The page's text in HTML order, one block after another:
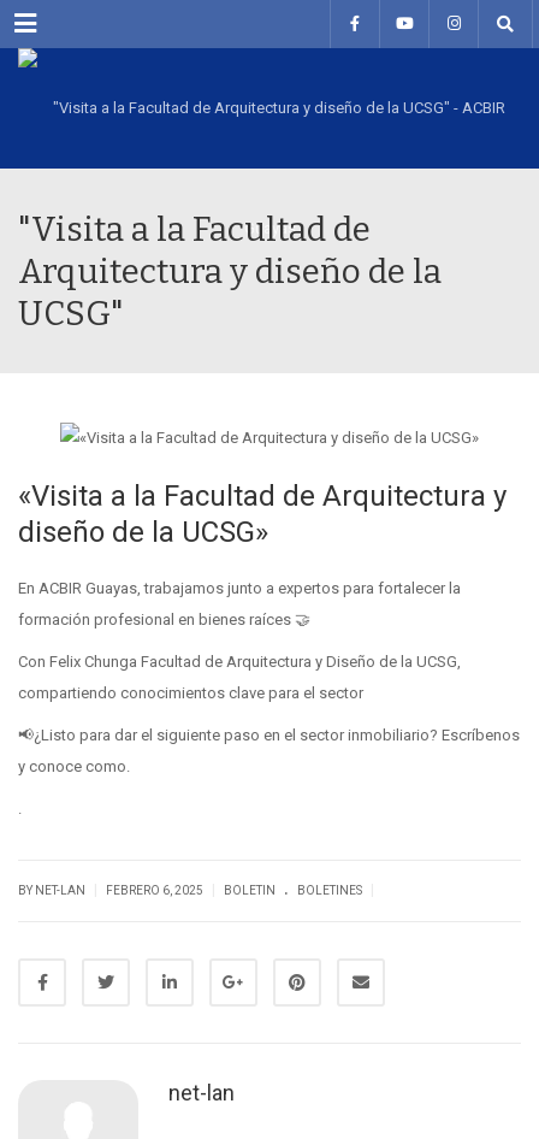
Menu
"Visita a la Facultad de
Arquitectura y diseño de la
UCSG"
«Visita a la Facultad de Arquitectura y
diseño de la UCSG»
En ACBIR Guayas, trabajamos junto a expertos para fortalecer la
formación profesional en bienes raíces 🤝
Con Felix Chunga Facultad de Arquitectura y Diseño de la UCSG,
compartiendo conocimientos clave para el sector
📢¿Listo para dar el siguiente paso en el sector inmobiliario? Escríbenos
y conoce como.
BY NET-LAN FEBRERO 6, 2025 BOLETIN . BOLETINES
net-lan